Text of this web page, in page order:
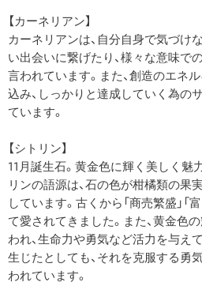
【カーネリアン】
カーネリアンは、自分自身で気づけ
い出会いに繋げたり、様々な意味で
言われています。また、創造のエネ
込み、しっかりと達成していく為の
ています。
【シトリン】
11月誕生石。黄金色に輝く美しく魅
リンの語源は、石の色が柑橘類の果
しています。古くから「商売繁盛」「
て愛されてきました。また、黄金色
われ、生命力や勇気など活力を与え
生じたとしても、それを克服する勇
われています。